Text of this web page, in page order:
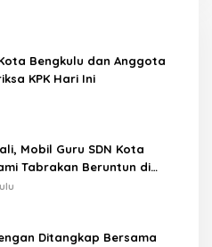
Kota Bengkulu dan Anggota
KPK Hari Ini
Mobil Guru SDN Kota
Tabrakan Beruntun di
Ditangkap Bersama